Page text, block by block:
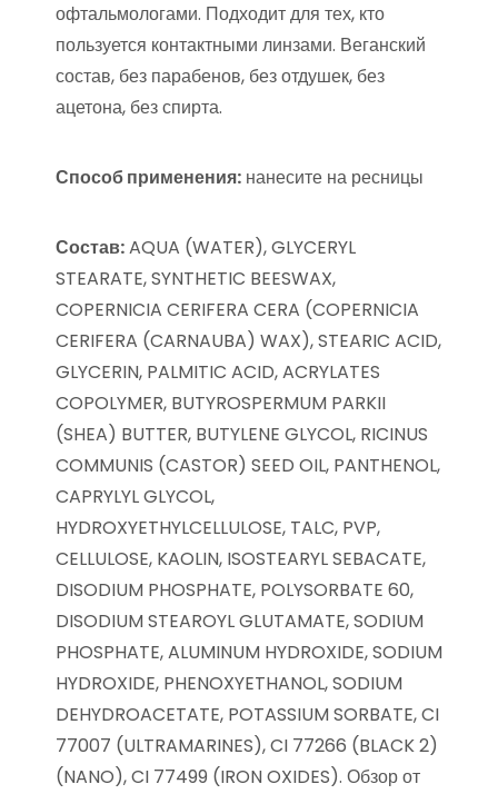
офтальмологами. Подходит для тех, кто
пользуется контактными линзами. Веганский
состав, без парабенов, без отдушек, без
ацетона, без спирта.
Способ применения: нанесите на ресницы
Состав:AQUA (WATER), GLYCERYL
STEARATE, SYNTHETIC BEESWAX,
COPERNICIA CERIFERA CERA (COPERNICIA
CERIFERA (CARNAUBA) WAX), STEARIC ACID,
GLYCERIN, PALMITIC ACID, ACRYLATES
COPOLYMER, BUTYROSPERMUM PARKII
(SHEA) BUTTER, BUTYLENE GLYCOL, RICINUS
COMMUNIS (CASTOR) SEED OIL, PANTHENOL,
CAPRYLYL GLYCOL,
HYDROXYETHYLCELLULOSE, TALC, PVP,
CELLULOSE, KAOLIN, ISOSTEARYL SEBACATE,
DISODIUM PHOSPHATE, POLYSORBATE 60,
DISODIUM STEAROYL GLUTAMATE, SODIUM
PHOSPHATE, ALUMINUM HYDROXIDE, SODIUM
HYDROXIDE, PHENOXYETHANOL, SODIUM
DEHYDROACETATE, POTASSIUM SORBATE, CI
77007 (ULTRAMARINES), CI 77266 (BLACK 2)
(NANO), CI 77499 (IRON OXIDES). Обзор от